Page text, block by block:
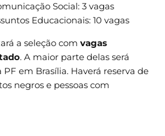
Social: 3 vagas
Educacionais: 10 vagas
a seleção com vagas
. A maior parte delas será
em Brasília. Haverá reserva de
negros e pessoas com